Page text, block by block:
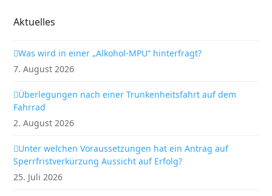
Aktuelles
Was wird in einer „Alkohol-MPU“ hinterfragt?
7. August 2026
Überlegungen nach einer Trunkenheitsfahrt auf dem
Fahrrad
2. August 2026
Unter welchen Voraussetzungen hat ein Antrag auf
Sperrfristverkürzung Aussicht auf Erfolg?
25. Juli 2026